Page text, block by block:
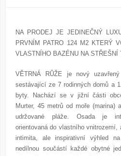
NA PRODEJ JE JEDINEČNÝ
PRVNÍM PATRO 124 M2 KTERÝ
VLASTNÍHO BAZÉNU NA STŘEŠNÍ
VĚTRNÁ RŮŽE je nový
sestávající ze 7 rodinných domů a
byty. Nachází se v jižní části
Murter, 45 metrů od moře (marina)
udržované pláže. Osada je
orientovaná do vlastního vnitrozemí,
intimita, ale inspirativní výhled
nedílnou součástí každé obytné